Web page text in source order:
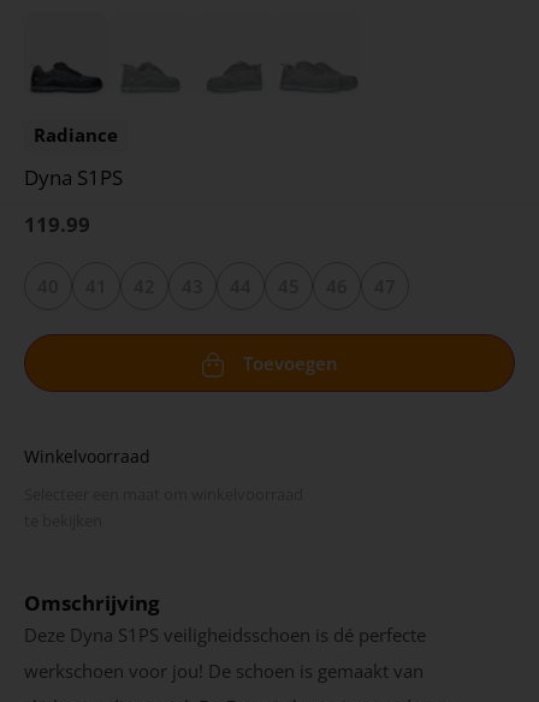
Radiance
Dyna S1PS
119.99
Toevoegen
Winkelvoorraad
Omschrijving
Deze Dyna S1PS veiligheidsschoen is dé perfecte
werkschoen voor jou! De schoen is gemaakt van